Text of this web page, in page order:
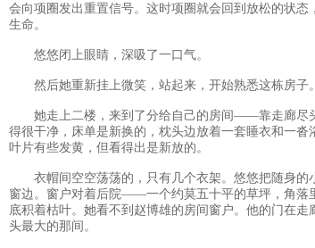
会向项圈发出重置信号。这时项圈就会回到放松的状态
生命。
悠悠闭上眼睛，深吸了一口气。
然后她重新挂上微笑，站起来，开始熟悉这栋房子。
她走上二楼，来到了分给自己的房间——靠走廊尽
得很干净，床单是新换的，枕头边放着一套睡衣和一沓
叶片有些发黄，但看得出是新放的。
衣帽间空空荡荡的，只有几个衣架。悠悠把随身的
窗边。窗户对着后院——一个约莫五十平的草坪，角落
底积着枯叶。她看不到赵博雄的房间窗户。他的门在走
头最大的那间。